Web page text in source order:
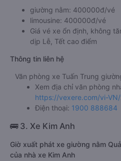
giường nằm: 400000đ/vé
limousine: 400000đ/vé
Giá vé xe ổn định, không
dịp Lễ, Tết cao điểm
Thông tin liên hệ
Văn phòng xe Tuấn Trung
Xem địa chỉ văn phòng
https://vexere.com/vi-
Điện thoại: 1900 888684
🚌 3. Xe Kim Anh
Giờ xuất phát xe giường nằm
của nhà xe Kim Anh